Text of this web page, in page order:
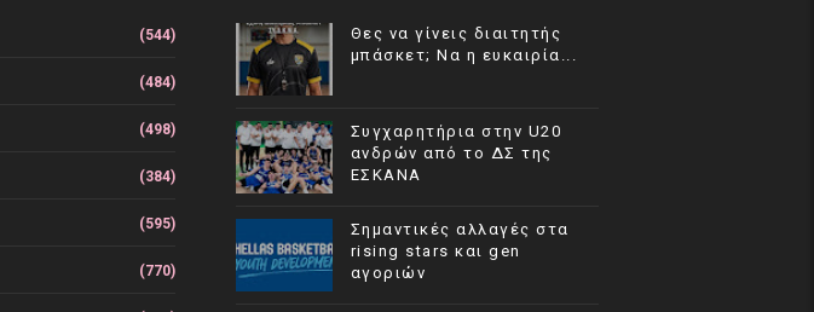
(544)
(484)
(498)
(384)
(595)
(770)
Θες να γίνεις διαιτητής
μπάσκετ; Να η ευκαιρία...
Συγχαρητήρια στην U20
ανδρών από το ΔΣ της
ΕΣΚΑΝΑ
Σημαντικές αλλαγές στα
rising stars και gen
αγοριών